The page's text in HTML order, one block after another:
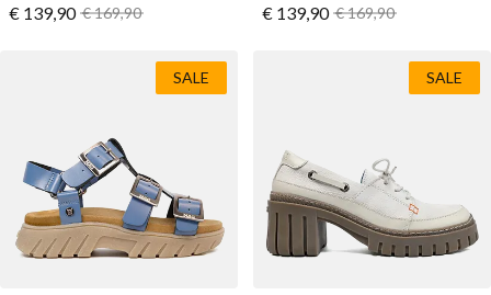
Vanaf
€ 139,90 Normale prijs
€ 169,90
Vanaf
€ 139,90 Normale prijs
€ 169,90
SALE SALE